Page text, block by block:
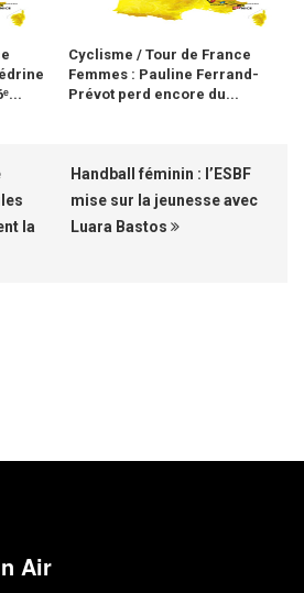
Cyclisme / Tour de France
Femmes : Pauline Ferrand-
Prévot perd encore du...
la
Handball féminin : l’ESBF
mise sur la jeunesse avec
Luara Bastos
Air